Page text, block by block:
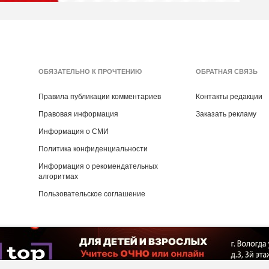
ОБЯЗАТЕЛЬНО К ПРОЧТЕНИЮ
Правила публикации комментариев
Правовая информация
Информация о СМИ
Политика конфиденциальности
Информация о рекомендательных
алгоритмах
Пользовательское соглашение
ОБРАТНАЯ СВЯЗЬ
Контакты редакции
Заказать рекламу
Copyright ©2016- 2026Рекламная группа «Медиа консалт»